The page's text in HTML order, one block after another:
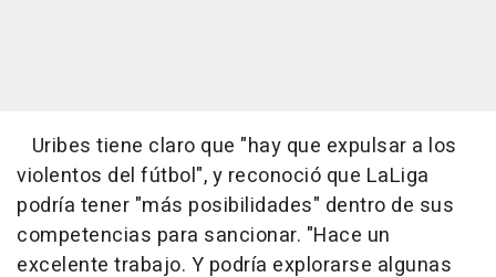
Uribes tiene claro que "hay que expulsar a los
violentos del fútbol", y reconoció que LaLiga
podría tener "más posibilidades" dentro de sus
competencias para sancionar. "Hace un
excelente trabajo. Y podría explorarse algunas